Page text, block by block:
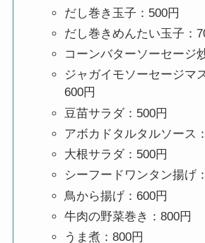
だし巻き玉子：500円
だし巻きめんたい玉子：
コーンバターソーセージ
ジャガイモソーセージマ
600円
豆苗サラダ：500円
アボカドタルタルソース
大根サラダ：500円
シーフードワンタン揚げ
鳥から揚げ：600円
牛肉の野菜巻き：800円
うま煮：800円